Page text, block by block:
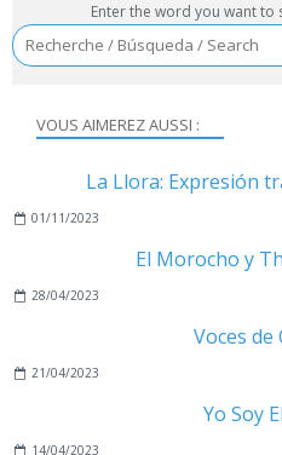
VOUS AIMEREZ AUSSI :
La Llora: Expresión
01/11/2023
El Morocho y
28/04/2023
Voces de
21/04/2023
Yo Soy
14/04/2023
Enter the word you want to